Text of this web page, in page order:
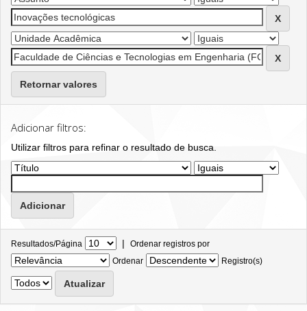
Retornar valores
Adicionar filtros:
Utilizar filtros para refinar o resultado de busca.
Resultados/Página | Ordenar registros por
Ordenar
Registro(s)